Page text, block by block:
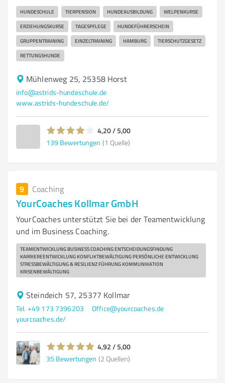
HUNDESCHULE TIERPENSION HUNDEAUSBILDUNG WELPENKURSE
ERZIEHUNGSKURSE TAGESPFLEGE HUNDEFÜHRERSCHEIN
GRUPPENTRAINING EINZELTRAINING HAMBURG TIERSCHUTZGESETZ
RETTUNGSHUNDE
Mühlenweg 25, 25358 Horst
info@astrids-hundeschule.de
www.astrids-hundeschule.de/
4,20 / 5,00
139 Bewertungen (1 Quelle)
9 Coaching
YourCoaches Kollmar GmbH
YourCoaches unterstützt Sie bei der Teamentwicklung
und im Business Coaching.
TEAMENTWICKLUNG BUSINESS COACHING ENTSCHEIDUNGSFINDUNG
KARRIEREENTWICKLUNG KONFLIKTBEWÄLTIGUNG PERSÖNLICHE ENTWICKLUNG
STRESSBEWÄLTIGUNG & RESILIENZ FÜHRUNG KOMMUNIKATION
KRISENBEWÄLTIGUNG
Steindeich 57, 25377 Kollmar
Tel. +49 173 7396203
Office@yourcoaches.de
yourcoaches.de/
4,92 / 5,00
35 Bewertungen (2 Quellen)